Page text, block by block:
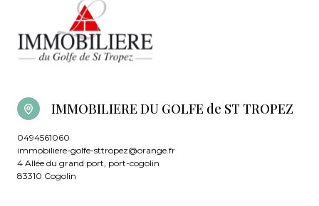
IMMOBILIERE DU GOLFE de ST TROPEZ
0494561060
immobiliere-golfe-sttropez@orange.fr
4 Allée du grand port, port-cogolin
83310 Cogolin